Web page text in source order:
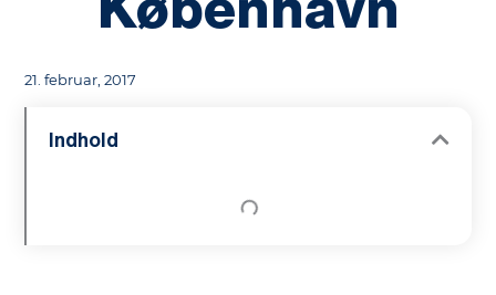
21. februar, 2017
Indhold